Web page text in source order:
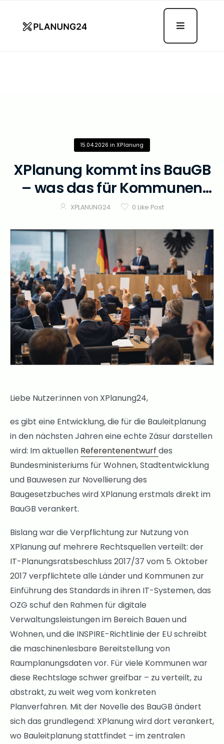
XPlanung Kommt Ins BauGB –
Was Das Für Kommunen Jetzt
15.04.2026 in XPlanung
XPlanung kommt ins BauGB
– was das für Kommunen
jetzt bedeutet
XPLANUNG24 0 Like Post
Liebe Nutzer:innen von XPlanung24,
es gibt eine Entwicklung, die für die Bauleitplanung
in den nächsten Jahren eine echte Zäsur darstellen
wird: Im aktuellen Referentenentwurf des
Bundesministeriums für Wohnen, Stadtentwicklung
und Bauwesen zur Novellierung des
Baugesetzbuches wird XPlanung erstmals direkt im
BauGB verankert.
Bislang war die Verpflichtung zur Nutzung von
XPlanung auf mehrere Rechtsquellen verteilt: der
IT-Planungsratsbeschluss 2017/37 vom 5. Oktober
2017 verpflichtete alle Länder und Kommunen zur
Einführung des Standards in ihren IT-Systemen, das
OZG schuf den Rahmen für digitale
Verwaltungsleistungen im Bereich Bauen und
Wohnen, und die INSPIRE-Richtlinie der EU schreibt
die maschinenlesbare Bereitstellung von
Raumplanungsdaten vor. Für viele Kommunen war
diese Rechtslage schwer greifbar – zu verteilt, zu
abstrakt, zu weit weg vom konkreten
Planverfahren. Mit der Novelle des BauGB ändert
sich das grundlegend: XPlanung wird dort verankert,
wo Bauleitplanung stattfindet – im zentralen